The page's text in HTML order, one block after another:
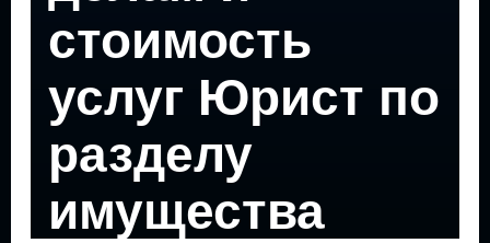
стоимость
услуг Юрист по
разделу
имущества